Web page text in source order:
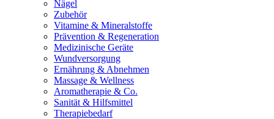
Nägel
Zubehör
Vitamine & Mineralstoffe
Prävention & Regeneration
Medizinische Geräte
Wundversorgung
Ernährung & Abnehmen
Massage & Wellness
Aromatherapie & Co.
Sanität & Hilfsmittel
Therapiebedarf